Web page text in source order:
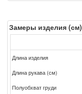
Замеры изделия (см)
Длина изделия
Длина рукава (см)
Полуобхват груди